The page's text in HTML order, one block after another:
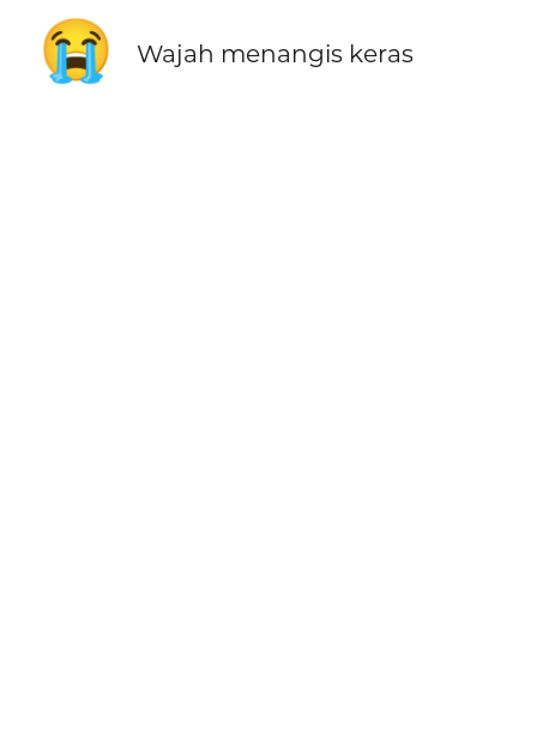
😭 Wajah menangis keras